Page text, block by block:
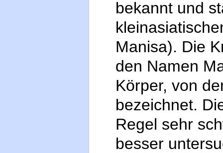
bekannt und
Manisa). Die
den Namen
Körper, von
bezeichnet.
Regel sehr
besser